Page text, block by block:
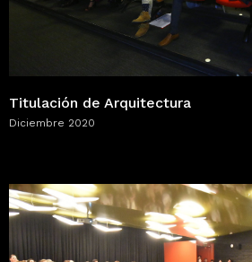
Titulación de Arquitectura
Diciembre 2020